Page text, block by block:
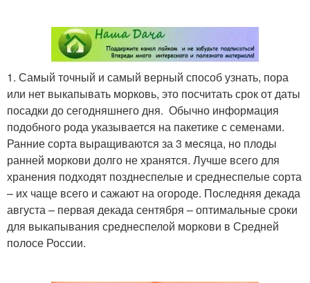
1. Самый точный и самый верный способ узнать, пора
или нет выкапывать морковь, это посчитать срок от даты
посадки до сегодняшнего дня. Обычно информация
подобного рода указывается на пакетике с семенами.
Ранние сорта выращиваются за 3 месяца, но плоды
ранней моркови долго не хранятся. Лучше всего для
хранения подходят позднеспелые и среднеспелые сорта
– их чаще всего и сажают на огороде. Последняя декада
августа – первая декада сентября – оптимальные сроки
для выкапывания среднеспелой моркови в Средней
полосе России.